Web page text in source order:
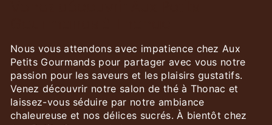
Nous vous attendons avec impatience chez Aux
Petits Gourmands pour partager avec vous notre
passion pour les saveurs et les plaisirs gustatifs.
Venez découvrir notre salon de thé à Thonac et
laissez-vous séduire par notre ambiance
chaleureuse et nos délices sucrés. À bientôt chez